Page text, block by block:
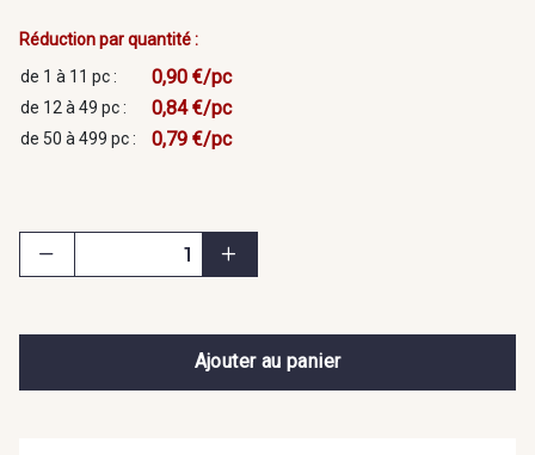
Réduction par quantité :
de 1 à 11 pc :
0,90 €/pc
de 12 à 49 pc : 0,84 €/pc
de 50 à 499 pc : 0,79 €/pc
Ajouter au panier